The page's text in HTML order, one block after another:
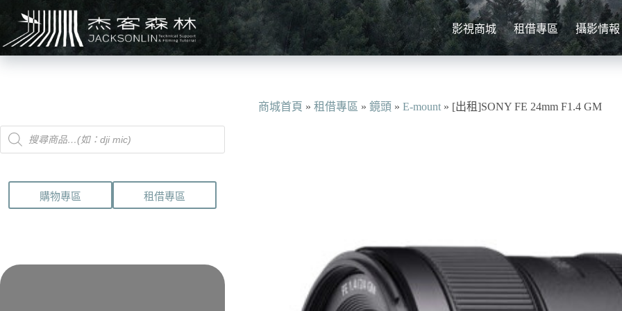
主
要
影視商城 租借專區 攝影情報
商城首頁 » 租借專區 » 鏡頭 » E-mount » [出租]SONY FE 24mm F1.4 GM
Products
search
購物專區 租借專區